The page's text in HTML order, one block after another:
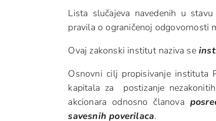
Lista slučajeva navedenih u
pravila o ograničenoj odgovornosti
Ovaj zakonski institut naziva se
Osnovni cilj propisivanje instituta
kapitala za postizanje
akcionara odnosno članova
savesnih poverilaca.